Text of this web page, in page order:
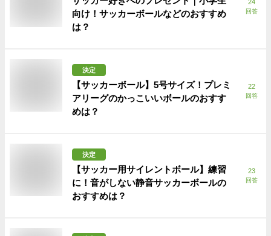
向け！サッカーボールなどのおすすめ
は？
24
回答
決定
【サッカーボール】5号サイズ！プレミ
アリーグのかっこいいボールのおすす
めは？
22
回答
決定
【サッカー用サイレントボール】練習
に！音がしない静音サッカーボールの
おすすめは？
23
回答